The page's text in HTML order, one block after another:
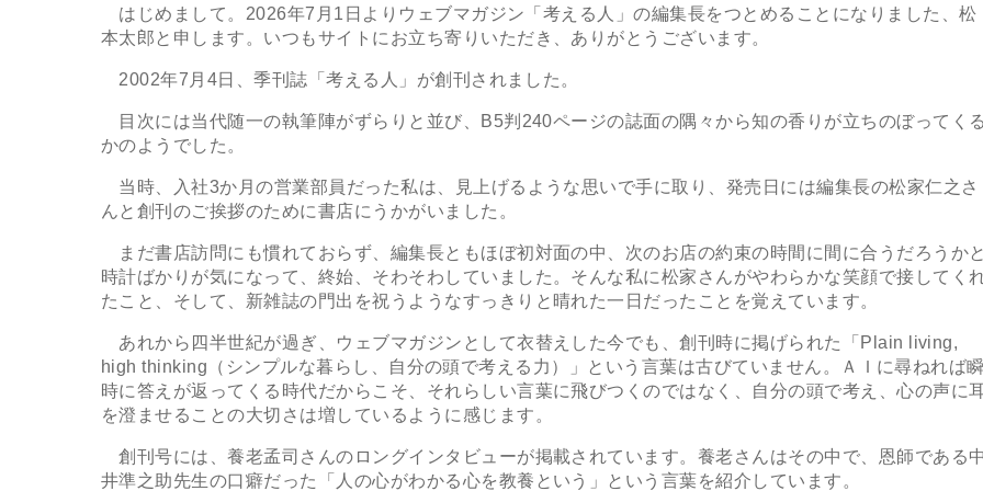
はじめまして。2026年7月1日よりウェブマガジン「考える人」の編集長をつとめることになりました、松
本太郎と申します。いつもサイトにお立ち寄りいただき、ありがとうございます。
2002年7月4日、季刊誌「考える人」が創刊されました。
目次には当代随一の執筆陣がずらりと並び、B5判240ページの誌面の隅々から知の香りが立ちのぼってく
かのようでした。
当時、入社3か月の営業部員だった私は、見上げるような思いで手に取り、発売日には編集長の松家仁之さ
んと創刊のご挨拶のために書店にうかがいました。
まだ書店訪問にも慣れておらず、編集長ともほぼ初対面の中、次のお店の約束の時間に間に合うだろうか
時計ばかりが気になって、終始、そわそわしていました。そんな私に松家さんがやわらかな笑顔で接してく
たこと、そして、新雑誌の門出を祝うようなすっきりと晴れた一日だったことを覚えています。
あれから四半世紀が過ぎ、ウェブマガジンとして衣替えした今でも、創刊時に掲げられた「Plain living,
high thinking（シンプルな暮らし、自分の頭で考える力）」という言葉は古びていません。ＡＩに尋ねれば
時に答えが返ってくる時代だからこそ、それらしい言葉に飛びつくのではなく、自分の頭で考え、心の声に
を澄ませることの大切さは増しているように感じます。
創刊号には、養老孟司さんのロングインタビューが掲載されています。養老さんはその中で、恩師である
井準之助先生の口癖だった「人の心がわかる心を教養という」という言葉を紹介しています。